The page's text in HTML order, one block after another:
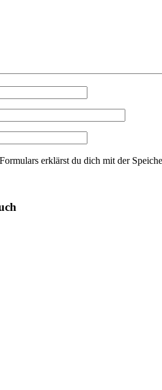
erklärst du dich mit der